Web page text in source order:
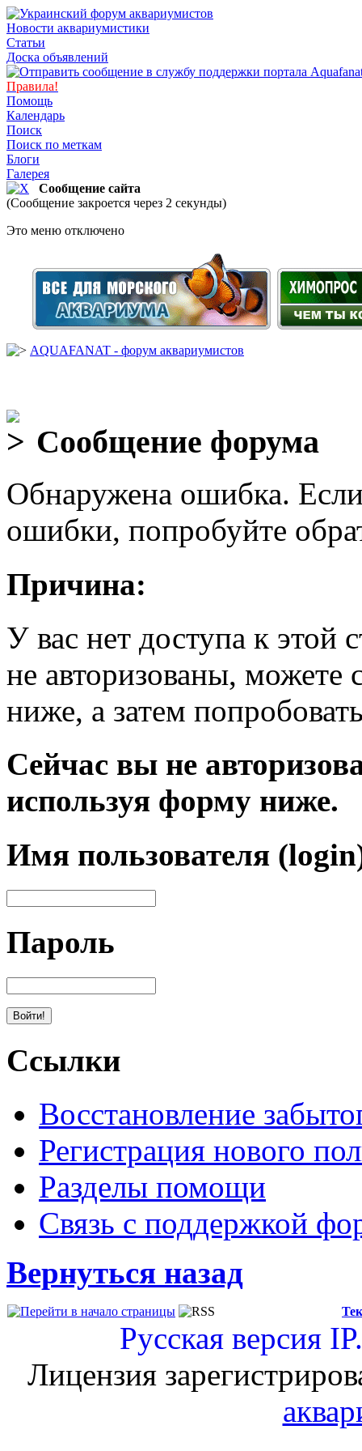
Новости аквариумистики
Статьи
Доска объявлений
Правила!
Помощь
Календарь
Поиск
Поиск по меткам
Блоги
Галерея
Сообщение сайта
(Сообщение закроется через 2 секунды)
Это меню отключено
AQUAFANAT - форум аквариумистов
Сообщение форума
Обнаружена ошибка.
ошибки, попробуйте
Причина:
У вас нет доступа к
не авторизованы, можете
ниже, а затем
Сейчас вы не
используя форму ниже.
Имя пользователя
Пароль
Ссылки
Восстановление
Регистрация нового
Разделы помощи
Связь с поддержкой
Вернуться назад
Русская версия
Лицензия